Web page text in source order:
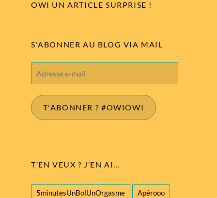
OWI UN ARTICLE SURPRISE !
S'ABONNER AU BLOG VIA MAIL
T'ABONNER ? #OWIOWI
T’EN VEUX ? J’EN AI…
5minutesUnBolUnOrgasme Apérooo